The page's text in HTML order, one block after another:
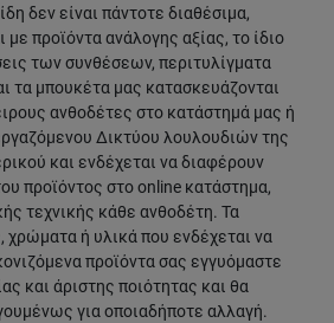
δεν είναι πάντοτε διαθέσιμα,
με προϊόντα ανάλογης αξίας, το ίδιο
των συνθέσεων, περιτυλίγματα
τα μπουκέτα μας κατασκευάζονται
ανθοδέτες στο κατάστημά μας ή
Δικτύου λουλουδιών της
και ενδέχεται να διαφέρουν
προϊόντος στο online κατάστημα,
τεχνικής κάθε ανθοδέτη. Τα
χρώματα ή υλικά που ενδέχεται να
προϊόντα σας εγγυόμαστε
και άριστης ποιότητας και θα
για οποιαδήποτε αλλαγή.